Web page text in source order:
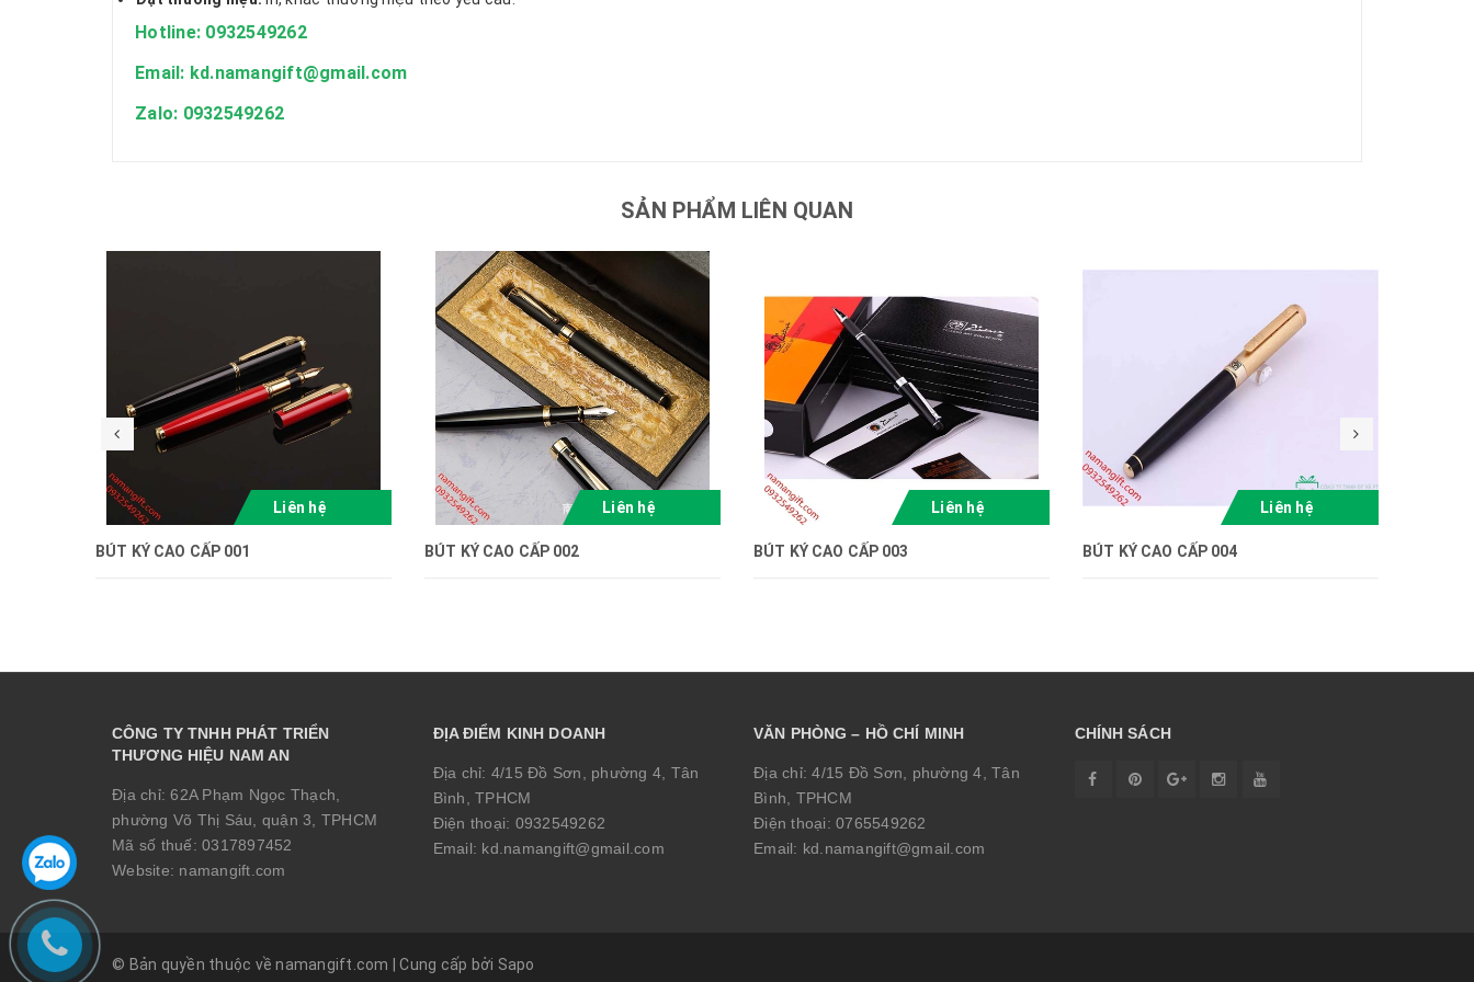
Hotline: 0932549262
Email: kd.namangift@gmail.com
Zalo: 0932549262
SẢN PHẨM LIÊN QUAN
Liên hệ
BÚT KÝ CAO CẤP 001
Liên hệ
BÚT KÝ CAO CẤP 002
Liên hệ
BÚT KÝ CAO CẤP 003
Liên hệ
BÚT KÝ CAO CẤP 004
CÔNG TY TNHH PHÁT TRIỂN
THƯƠNG HIỆU NAM AN
Địa chỉ:62A Phạm Ngọc Thạch,
phường Võ Thị Sáu, quận 3, TPHCM
Mã số thuế: 0317897452
Website: namangift.com
ĐỊA ĐIỂM KINH DOANH
Địa chỉ: 4/15 Đồ Sơn, phường 4, Tân
Bình, TPHCM
Điện thoại: 0932549262
Email: kd.namangift@gmail.com
VĂN PHÒNG – HỒ CHÍ MINH
Địa chỉ:4/15 Đồ Sơn, phường 4, Tân
Bình, TPHCM
Điện thoại: 0765549262
Email: kd.namangift@gmail.com
CHÍNH SÁCH
© Bản quyền thuộc về namangift.com Cung cấp bởi Sapo